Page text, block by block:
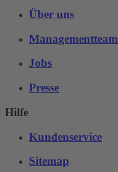
Über uns
Managementteam
Jobs
Presse
Hilfe
Kundenservice
Sitemap